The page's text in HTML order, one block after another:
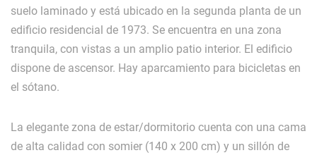
suelo laminado y está ubicado en la segunda planta de un
edificio residencial de 1973. Se encuentra en una zona
tranquila, con vistas a un amplio patio interior. El edificio
dispone de ascensor. Hay aparcamiento para bicicletas en
el sótano.
La elegante zona de estar/dormitorio cuenta con una cama
de alta calidad con somier (140 x 200 cm) y un sillón de